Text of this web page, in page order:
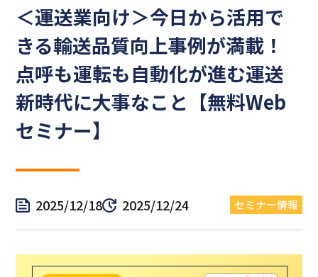
＜運送業向け＞今日から活用で
きる輸送品質向上事例が満載！
点呼も運転も自動化が進む運送
新時代に大事なこと【無料Web
セミナー】
2025/12/18 2025/12/24 セミナー情報